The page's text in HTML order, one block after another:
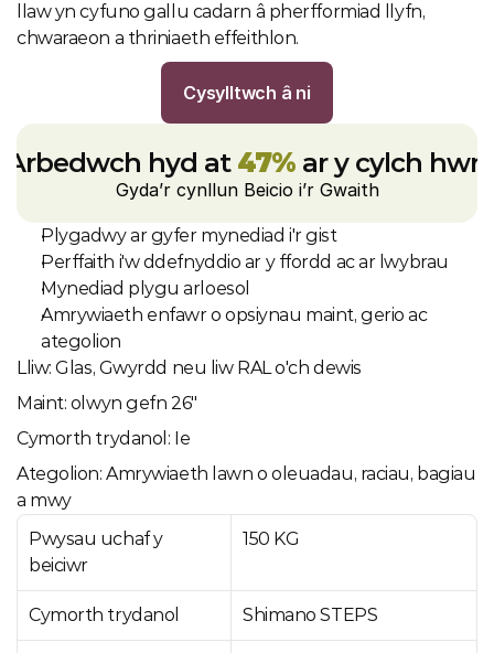
llaw yn cyfuno gallu cadarn â pherfformiad llyfn,
chwaraeon a thriniaeth effeithlon.
Cysylltwch â ni
Arbedwch hyd at 47% ar y cylch hwn
Gyda’r cynllun Beicio i’r Gwaith
Plygadwy ar gyfer mynediad i'r gist
Perffaith i'w ddefnyddio ar y ffordd ac ar lwybrau
Mynediad plygu arloesol
Amrywiaeth enfawr o opsiynau maint, gerio ac
ategolion
Lliw: Glas, Gwyrdd neu liw RAL o'ch dewis
Maint: olwyn gefn 26"
Cymorth trydanol: Ie
Ategolion: Amrywiaeth lawn o oleuadau, raciau, bagiau
a mwy
Pwysau uchaf y
beiciwr
150 KG
Cymorth trydanol Shimano STEPS